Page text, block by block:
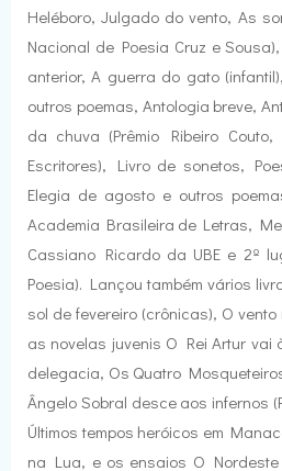
Heléboro, Julgado do vento, As
Nacional de Poesia Cruz e
anterior, A guerra do gato
outros poemas, Antologia breve,
da chuva (Prêmio Ribeiro
Escritores), Livro de sonetos,
Elegia de agosto e outros
Academia Brasileira de Letras,
Cassiano Ricardo da UBE e 2º
Poesia). Lançou também vários
sol de fevereiro (crônicas), O
as novelas juvenis O Rei Artur
delegacia, Os Quatro
Ângelo Sobral desce aos infernos
Últimos tempos heróicos em
na Lua, e os ensaios O